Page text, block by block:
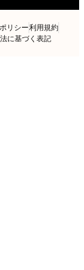
リシー利用規約
に基づく表記